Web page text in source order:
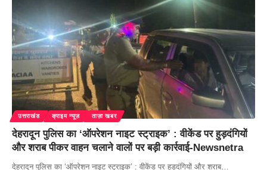
उत्तराखंड क्राइम न्यूज़ ताज़ा खबर
देहरादून पुलिस का ‘ऑपरेशन नाइट स्ट्राइक’ : वीकेंड पर हुड़दंगियों
और शराब पीकर वाहन चलाने वालों पर बड़ी कार्रवाई-Newsnetra
देहरादून पुलिस का ‘ऑपरेशन नाइट स्ट्राइक’ : वीकेंड पर हुड़दंगियों और शराब…